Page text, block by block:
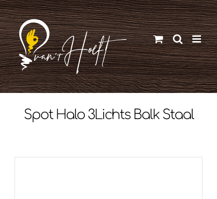
Ga
naar
inhoud
Spot Halo 3Lichts Balk Staal